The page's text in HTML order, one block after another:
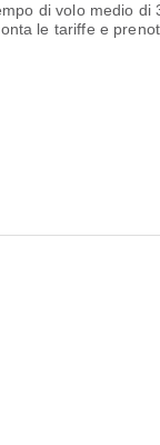
di volo medio di
le tariffe e